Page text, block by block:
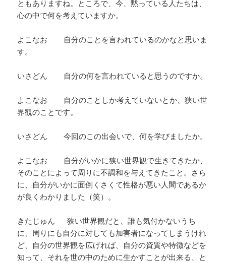
ともありますね。ところで、今、黙っている人たちは、
心の中で何を考えていますか。
よこなお 自分のことを言われているのかなと思いま
す。
いさどん 自分の何を言われていると思うのですか。
よこなお 自分のことしか考えていないとか、狭い世
界観のことです。
いさどん 今回のこの出会いで、何を学びましたか。
よこなお 自分がいかに狭い世界観で生きてきたか、
そのことによって周りに不調和を与えてきたこと。さら
に、自分がいかに面倒くさくて性格が悪い人間であるか
が良くわかりました（笑）。
きたじゅん 狭い世界観だと、誰も気付かないうち
に、周りにも自分に対しても加害者になってしまうけれ
ど、自分の世界観を広げれば、自分の資質や特徴などを
知って、それを世の中のために生かすことが出来る、と